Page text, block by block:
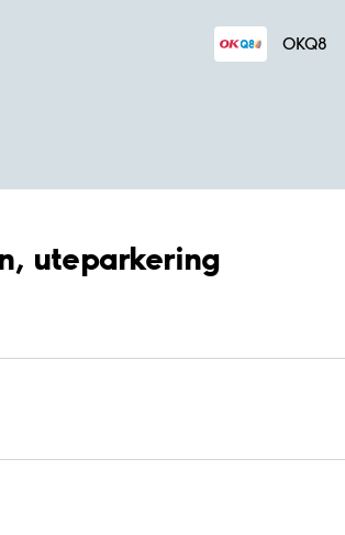
OKQ8
uteparkering